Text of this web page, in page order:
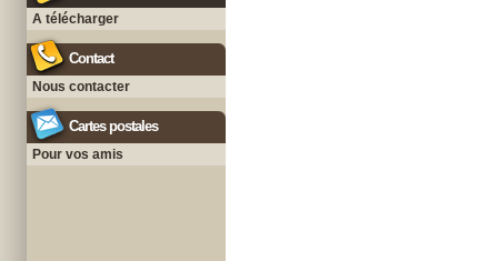
A télécharger
Contact
Nous contacter
Cartes postales
Pour vos amis